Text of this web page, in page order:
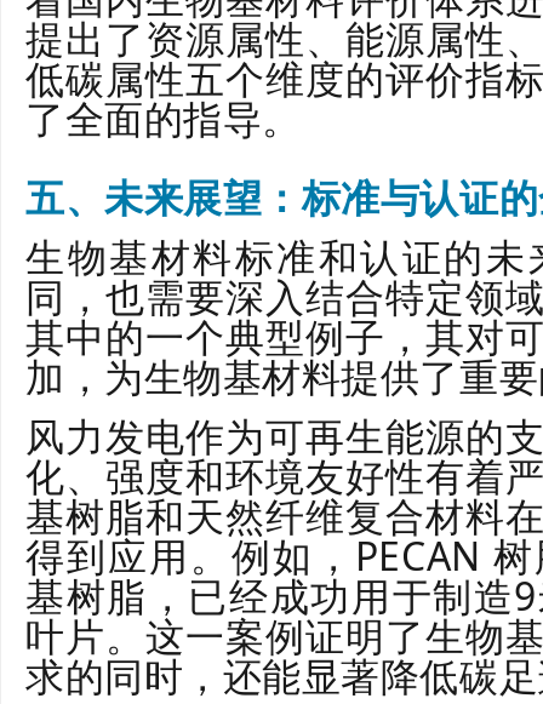
提出了资源属性、能源属性
低碳属性五个维度的评价指
了全面的指导。
五、未来展望：标准与认证
生物基材料标准和认证的
同，也需要深入结合特定领
其中的一个典型例子，其对
加，为生物基材料提供了重
风力发电作为可再生能源的
化、强度和环境友好性有着
基树脂和天然纤维复合材料
得到应用。例如，PECAN
基树脂，已经成功用于制造
叶片。这一案例证明了生物
求的同时，还能显著降低碳